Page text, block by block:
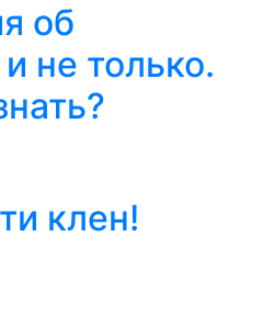
об
не только.
клен!